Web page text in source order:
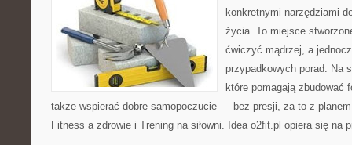
konkretnymi narzędziami
życia. To miejsce
ćwiczyć mądrzej, a
przypadkowych porad. Na
które pomagają zbudować
także wspierać dobre samopoczucie — bez presji, za to z
Fitness a zdrowie i Trening na siłowni. Idea o2fit.pl opiera się na